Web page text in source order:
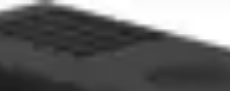
Connexion Rapide
OptimisationOptimisation de
Applications